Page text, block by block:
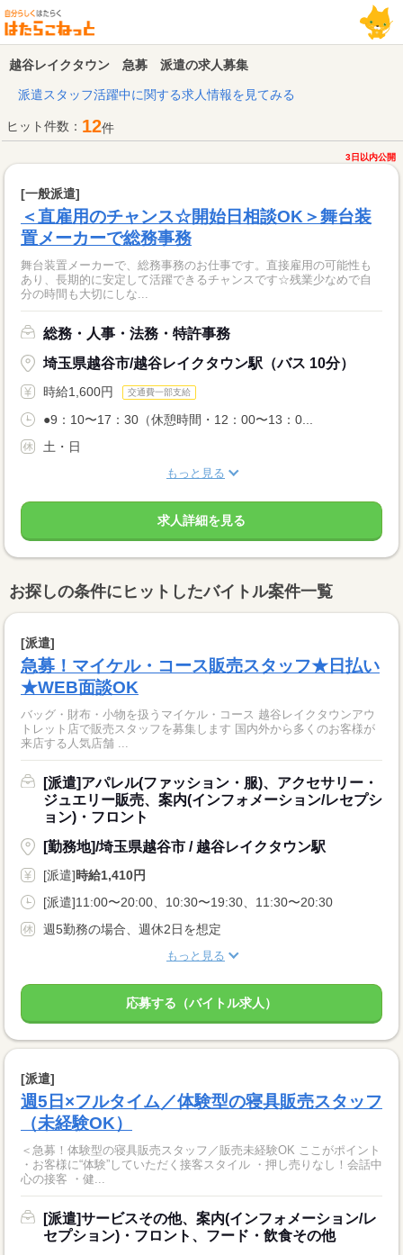
越谷レイクタウン 急募 派遣の求人募集
派遣スタッフ活躍中に関する求人情報を見てみる
ヒット件数： 12件
3日以内公開
[一般派遣]
＜直雇用のチャンス☆開始日相談OK＞舞台装
置メーカーで総務事務
舞台装置メーカーで、総務事務のお仕事です。直接雇用の可能性も
あり、長期的に安定して活躍できるチャンスです☆残業少なめで自
分の時間も大切にしな...
総務・人事・法務・特許事務
埼玉県越谷市/越谷レイクタウン駅（バス 10分）
時給1,600円 交通費一部支給
●9：10〜17：30（休憩時間・12：00〜13：0...
土・日
もっと見る
求人詳細を見る
お探しの条件にヒットしたバイトル案件一覧
[派遣]
急募！マイケル・コース販売スタッフ★日払い
★WEB面談OK
バッグ・財布・小物を扱うマイケル・コース 越谷レイクタウンアウ
トレット店で販売スタッフを募集します 国内外から多くのお客様が
来店する人気店舗 ...
[派遣]アパレル(ファッション・服)、アクセサリー・
ジュエリー販売、案内(インフォメーション/レセプシ
ョン)・フロント
[勤務地]/埼玉県越谷市 / 越谷レイクタウン駅
[派遣]時給1,410円
[派遣]11:00〜20:00、10:30〜19:30、11:30〜20:30
週5勤務の場合、週休2日を想定
もっと見る
応募する（バイトル求人）
[派遣]
週5日×フルタイム／体験型の寝具販売スタッフ
（未経験OK）
＜急募！体験型の寝具販売スタッフ／販売未経験OK ここがポイント
・お客様に“体験”していただく接客スタイル ・押し売りなし！会話中
心の接客 ・健...
[派遣]サービスその他、案内(インフォメーション/レ
セプション)・フロント、フード・飲食その他